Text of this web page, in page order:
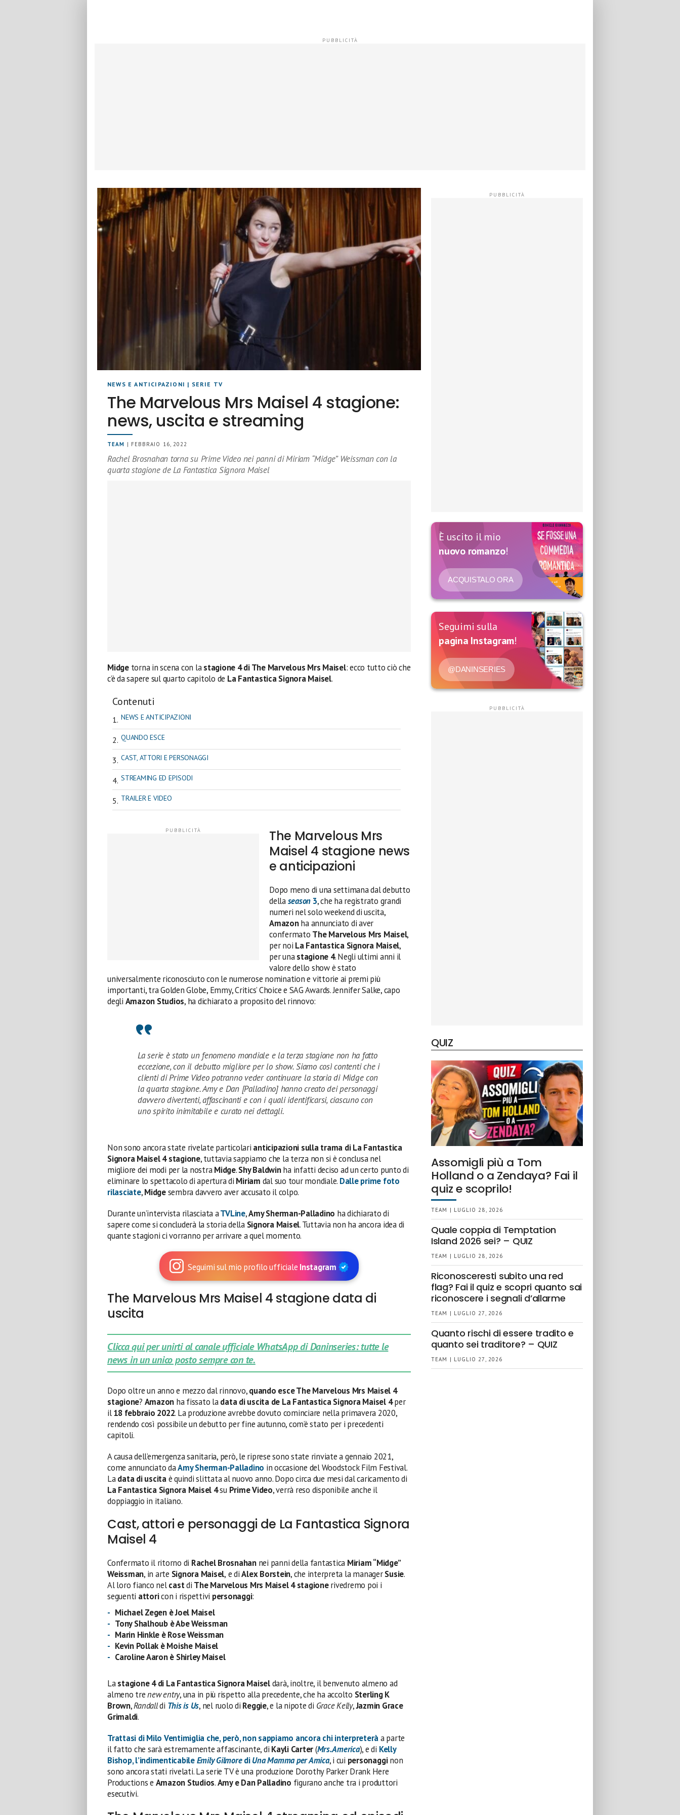
NEWS E ANTICIPAZIONI | SERIE TV
The Marvelous Mrs Maisel 4 stagione:
news, uscita e streaming
TEAM | FEBBRAIO 16, 2022
Rachel Brosnahan torna su Prime Video nei panni di Miriam “Midge” Weissman con la
quarta stagione de La Fantastica Signora Maisel
Midgetorna in scena con lastagione 4 di The Marvelous Mrs Maisel: ecco tutto ciò che
c’è da sapere sul quarto capitolo de La Fantastica Signora Maisel.
Contenuti
NEWS E ANTICIPAZIONI
QUANDO ESCE
CAST, ATTORI E PERSONAGGI
STREAMING ED EPISODI
TRAILER E VIDEO
The Marvelous Mrs
Maisel 4 stagione news
e anticipazioni
Dopo meno di una settimana dal debutto
dellaseason 3, che ha registrato grandi
numeri nel solo weekend di uscita,
Amazonha annunciato di aver
confermato The Marvelous Mrs Maisel,
per noi La Fantastica Signora Maisel,
per unastagione 4. Negli ultimi anni il
valore dello show è stato
universalmente riconosciuto con le numerose nomination e vittorie ai premi più
importanti, tra Golden Globe, Emmy, Critics’ Choice e SAG Awards. Jennifer Salke, capo
degli Amazon Studios, ha dichiarato a proposito del rinnovo:
La serie è stato un fenomeno mondiale e la terza stagione non ha fatto
eccezione, con il debutto migliore per lo show. Siamo così contenti che i
clienti di Prime Video potranno veder continuare la storia di Midge con
la quarta stagione. Amy e Dan [Palladino] hanno creato dei personaggi
davvero divertenti, affascinanti e con i quali identificarsi, ciascuno con
uno spirito inimitabile e curato nei dettagli.
Non sono ancora state rivelate particolari anticipazioni sulla trama di La Fantastica
Signora Maisel 4 stagione, tuttavia sappiamo che la terza non si è conclusa nel
migliore dei modi per la nostraMidge.Shy Baldwinha infatti deciso ad un certo punto di
eliminare lo spettacolo di apertura di Miriam dal suo tour mondiale. Dalle prime foto
rilasciate,Midgesembra davvero aver accusato il colpo.
Durante un’intervista rilasciata aTVLine,Amy Sherman-Palladino ha dichiarato di
sapere come si concluderà la storia della Signora Maisel. Tuttavia non ha ancora idea di
quante stagioni ci vorranno per arrivare a quel momento.
Seguimi sul mio profilo ufficiale Instagram
The Marvelous Mrs Maisel 4 stagione data di
uscita
Clicca qui per unirti al canale ufficiale WhatsApp di Daninseries: tutte le
news in un unico posto sempre con te.
Dopo oltre un anno e mezzo dal rinnovo,quando esce The Marvelous Mrs Maisel 4
stagione? Amazon ha fissato ladata di uscita de La Fantastica Signora Maisel 4per
il18 febbraio 2022. La produzione avrebbe dovuto cominciare nella primavera 2020,
rendendo così possibile un debutto per fine autunno, com’è stato per i precedenti
capitoli.
A causa dell’emergenza sanitaria, però, le riprese sono state rinviate a gennaio 2021,
come annunciato daAmy Sherman-Palladino in occasione del Woodstock Film Festival.
Ladata di uscitaè quindi slittata al nuovo anno. Dopo circa due mesi dal caricamento di
La Fantastica Signora Maisel 4su Prime Video, verrà reso disponibile anche il
doppiaggio in italiano.
Cast, attori e personaggi de La Fantastica Signora
Maisel 4
Confermato il ritorno di Rachel Brosnahannei panni della fantastica Miriam “Midge”
Weissman, in arte Signora Maisel, e diAlex Borstein, che interpreta la managerSusie.
Al loro fianco nelcastdi The Marvelous Mrs Maisel 4 stagionerivedremo poi i
seguenti attoricon i rispettivi personaggi:
Michael Zegen è Joel Maisel
Tony Shalhoub è Abe Weissman
Marin Hinkle è Rose Weissman
Kevin Pollak è Moishe Maisel
Caroline Aaron è Shirley Maisel
Lastagione 4 di La Fantastica Signora Maiseldarà, inoltre, il benvenuto almeno ad
almeno trenew entry, una in più rispetto alla precedente, che ha accolto Sterling K
Brown,Randalldi This is Us, nel ruolo di Reggie, e la nipote di Grace Kelly,Jazmin Grace
Grimaldi.
Trattasi diMilo Ventimiglia che, però, non sappiamo ancora chi interpreteràa parte
il fatto che sarà estremamente affascinante, di Kayli Carter(Mrs. America), e di Kelly
Bishop, l’indimenticabileEmily GilmorediUna Mamma per Amica, i cui personagginon
sono ancora stati rivelati. La serie TV è una produzione Dorothy Parker Drank Here
Productions e Amazon Studios.Amy e Dan Palladino figurano anche tra i produttori
esecutivi.
È uscito il mio
nuovo romanzo!
ACQUISTALO ORA
Seguimi sulla
pagina Instagram!
@DANINSERIES
QUIZ
Assomigli più a Tom
Holland o a Zendaya? Fai il
quiz e scoprilo!
TEAM | LUGLIO 28, 2026
Quale coppia di Temptation
Island 2026 sei? – QUIZ
TEAM | LUGLIO 28, 2026
Riconosceresti subito una red
flag? Fai il quiz e scopri quanto sai
riconoscere i segnali d’allarme
TEAM | LUGLIO 27, 2026
Quanto rischi di essere tradito e
quanto sei traditore? – QUIZ
TEAM | LUGLIO 27, 2026